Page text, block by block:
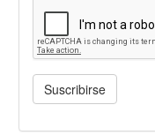
Suscribirse